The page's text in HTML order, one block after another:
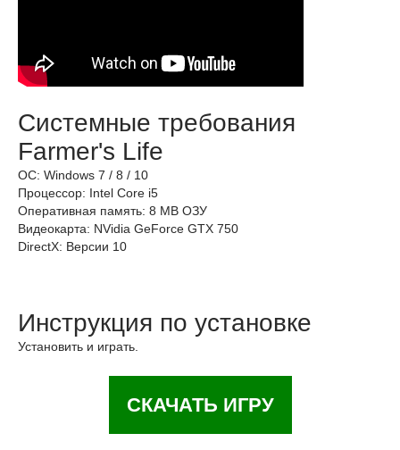
Системные требования
Farmer's Life
ОС: Windows 7 / 8 / 10
Процессор: Intel Core i5
Оперативная память: 8 MB ОЗУ
Видеокарта: NVidia GeForce GTX 750
DirectX: Версии 10
Инструкция по установке
Установить и играть.
СКАЧАТЬ ИГРУ